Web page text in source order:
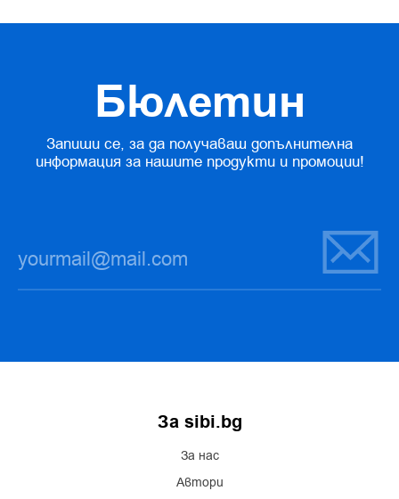
Бюлетин
Запиши се, за да получаваш допълнителна
информация за нашите продукти и промоции!
За sibi.bg
За нас
Автори